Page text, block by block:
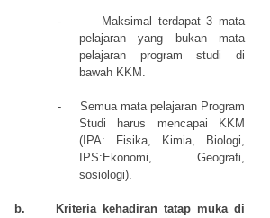
-
Maksimal terdapat 3 mata
pelajaran yang bukan mata
pelajaran program studi di
bawah KKM.
-
Semua mata pelajaran Program
Studi harus mencapai KKM
(IPA: Fisika, Kimia, Biologi,
IPS:Ekonomi, Geografi,
sosiologi).
b.
Kriteria kehadiran tatap muka di